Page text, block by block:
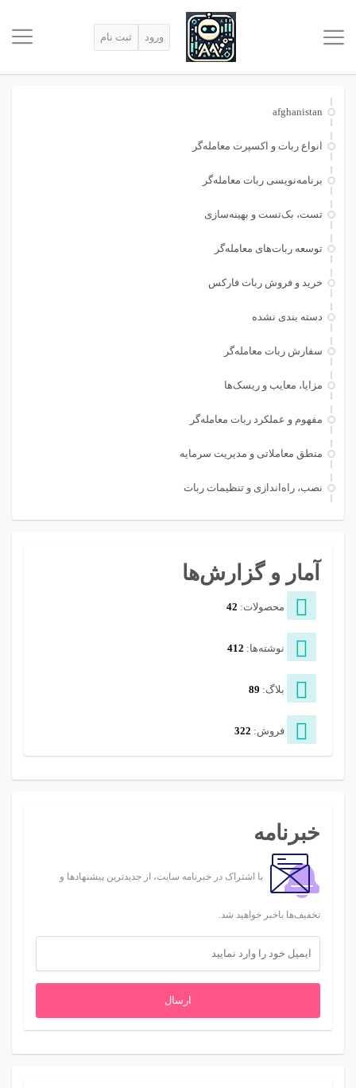
ورود ثبت نام
afghanistan
انواع ربات و اکسپرت معامله‌گر
برنامه‌نویسی ربات معامله‌گر
تست، بک‌تست و بهینه‌سازی
توسعه ربات‌های معامله‌گر
خرید و فروش ربات فارکس
دسته بندی نشده
سفارش ربات معامله‌گر
مزایا، معایب و ریسک‌ها
مفهوم و عملکرد ربات معامله‌گر
منطق معاملاتی و مدیریت سرمایه
نصب، راه‌اندازی و تنظیمات ربات
آمار و گزارش‌ها
محصولات: 42
نوشته‌ها: 412
بلاگ: 89
فروش: 322
خبرنامه
با اشتراک در خبرنامه سایت، از جدیدترین پیشنهادها و
تخفیف‌ها باخبر خواهید شد.
ارسال